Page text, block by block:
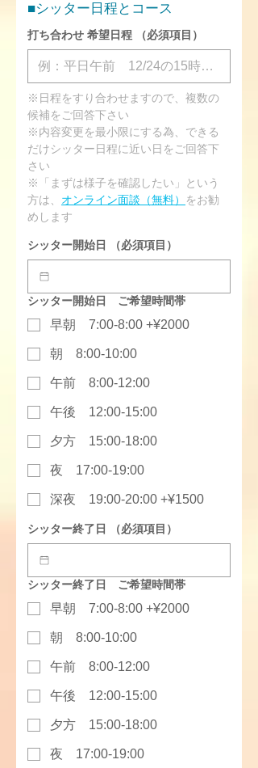
■シッター日程とコース
打ち合わせ 希望日程 （必須項目）
※日程をすり合わせますので、複数の
候補をご回答下さい
※内容変更を最小限にする為、できる
だけシッター日程に近い日をご回答下
さい
※「まずは様子を確認したい」という
方は、 オンライン面談（無料）
をお勧
めします
シッター開始日 （必須項目）
シッター開始日 ご希望時間帯
早朝 7:00-8:00 +¥2000
朝 8:00-10:00
午前 8:00-12:00
午後 12:00-15:00
夕方 15:00-18:00
夜 17:00-19:00
深夜 19:00-20:00 +¥1500
シッター終了日 （必須項目）
シッター終了日 ご希望時間帯
早朝 7:00-8:00 +¥2000
朝 8:00-10:00
午前 8:00-12:00
午後 12:00-15:00
夕方 15:00-18:00
夜 17:00-19:00